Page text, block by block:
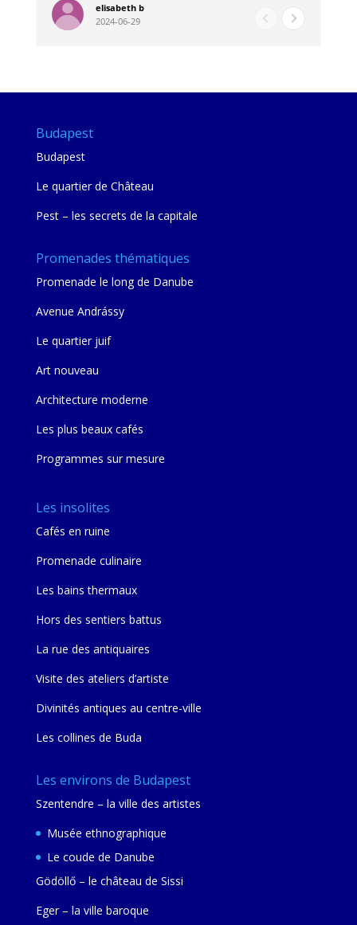
pour les restaurants . A la fin de notre séjour
nous étions plus avec une amie qu' une guide
elisabeth b
2024-06-29
Budapest
Budapest
Le quartier de Château
Pest – les secrets de la capitale
Promenades thématiques
Promenade le long de Danube
Avenue Andrássy
Le quartier juif
Art nouveau
Architecture moderne
Les plus beaux cafés
Programmes sur mesure
Les insolites
Cafés en ruine
Promenade culinaire
Les bains thermaux
Hors des sentiers battus
La rue des antiquaires
Visite des ateliers d’artiste
Divinités antiques au centre-ville
Les collines de Buda
Les environs de Budapest
Szentendre – la ville des artistes
Musée ethnographique
Le coude de Danube
Gödöllő – le château de Sissi
Eger – la ville baroque